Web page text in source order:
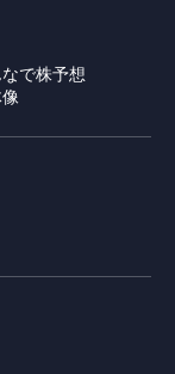
で株予想